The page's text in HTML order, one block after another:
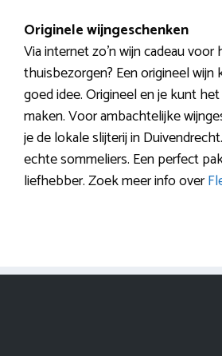
Originele wijngeschenken
Via internet zo’n wijn cadeau voor
thuisbezorgen? Een origineel wijn
goed idee. Origineel en je kunt
maken. Voor ambachtelijke
je de lokale slijterij in
echte sommeliers. Een perfect
liefhebber. Zoek meer info over